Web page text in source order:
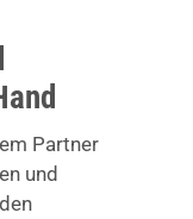
Partner
und